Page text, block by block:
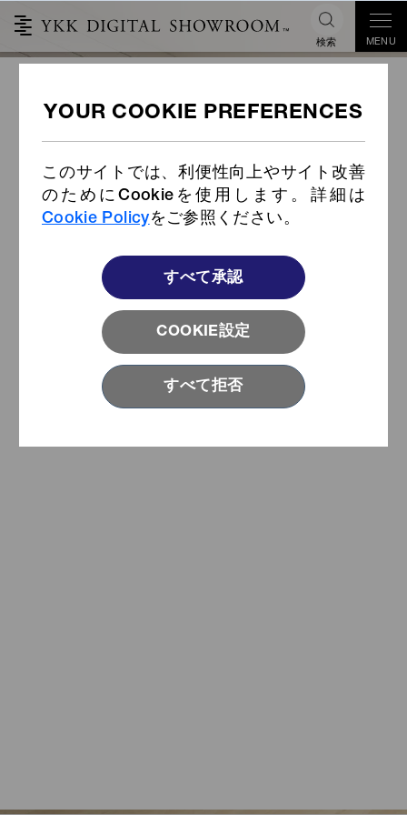
このサイトでは、利便性向上やサイト改善
のためにCookieを使用します。詳細は
Cookie Policyをご参照ください。
COOKIE設定
すべて承認
すべて拒否
検索 MENU
Item CodeNAD L 日本語版